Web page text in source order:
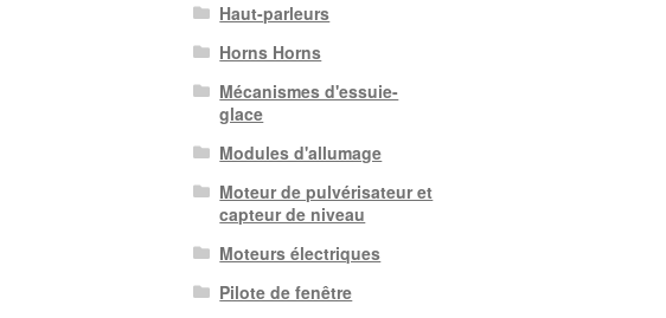
Haut-parleurs
Horns Horns
Mécanismes d'essuie-
glace
Modules d'allumage
Moteur de pulvérisateur et
capteur de niveau
Moteurs électriques
Pilote de fenêtre